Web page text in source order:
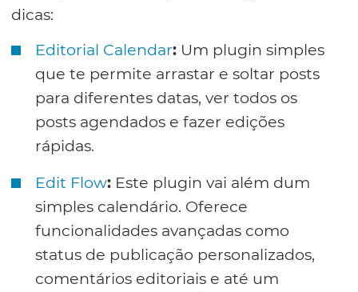
dicas:
Editorial Calendar: Um plugin simples
que te permite arrastar e soltar posts
para diferentes datas, ver todos os
posts agendados e fazer edições
rápidas.
Edit Flow: Este plugin vai além dum
simples calendário. Oferece
funcionalidades avançadas como
status de publicação personalizados,
comentários editoriais e até um